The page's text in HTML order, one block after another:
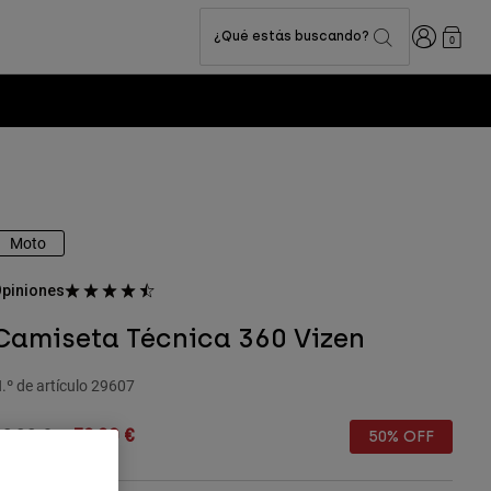
¿Qué estás buscando? Iniciar0
Moto
Técnica 360 Vizen
de artículo 29607
reduced from
€to30,00 € 50% OFF